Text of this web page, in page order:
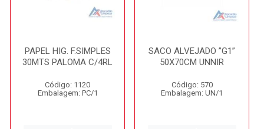
PAPEL HIG. F.SIMPLES
30MTS PALOMA C/4RL
Código: 1120
Embalagem: PC/1
SACO ALVEJADO ”G1”
50X70CM UNNIR
Código: 570
Embalagem: UN/1